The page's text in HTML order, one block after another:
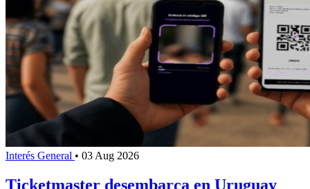
Interés General • 03 Aug 2026
Ticketmaster desembarca en Uruguay